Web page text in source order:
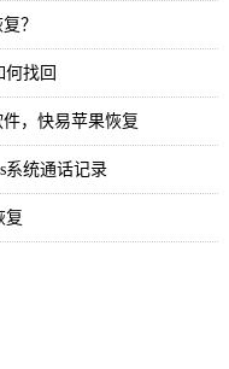
？
找回
，快易苹果恢复
系统通话记录
复